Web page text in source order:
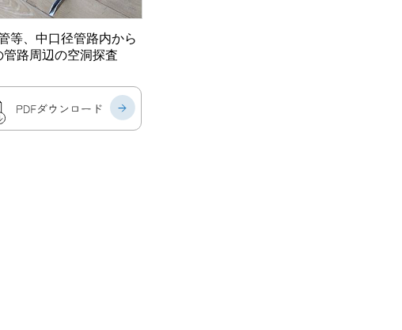
等、中口径管路内から
管路周辺の空洞探査